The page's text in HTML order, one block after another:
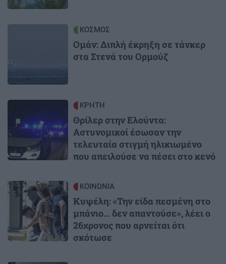
ΚΟΣΜΟΣ
Ομάν: Διπλή έκρηξη σε τάνκερ
στα Στενά του Ορμούζ
ΚΡΗΤΗ
Θρίλερ στην Ελούντα:
Αστυνομικοί έσωσαν την
τελευταία στιγμή ηλικιωμένο
που απειλούσε να πέσει στο κενό
Image ΚΟΙΝΩΝΙΑ
Κυψέλη: «Την είδα πεσμένη στο
μπάνιο… δεν απαντούσε», λέει ο
26χρονος που αρνείται ότι
σκότωσε